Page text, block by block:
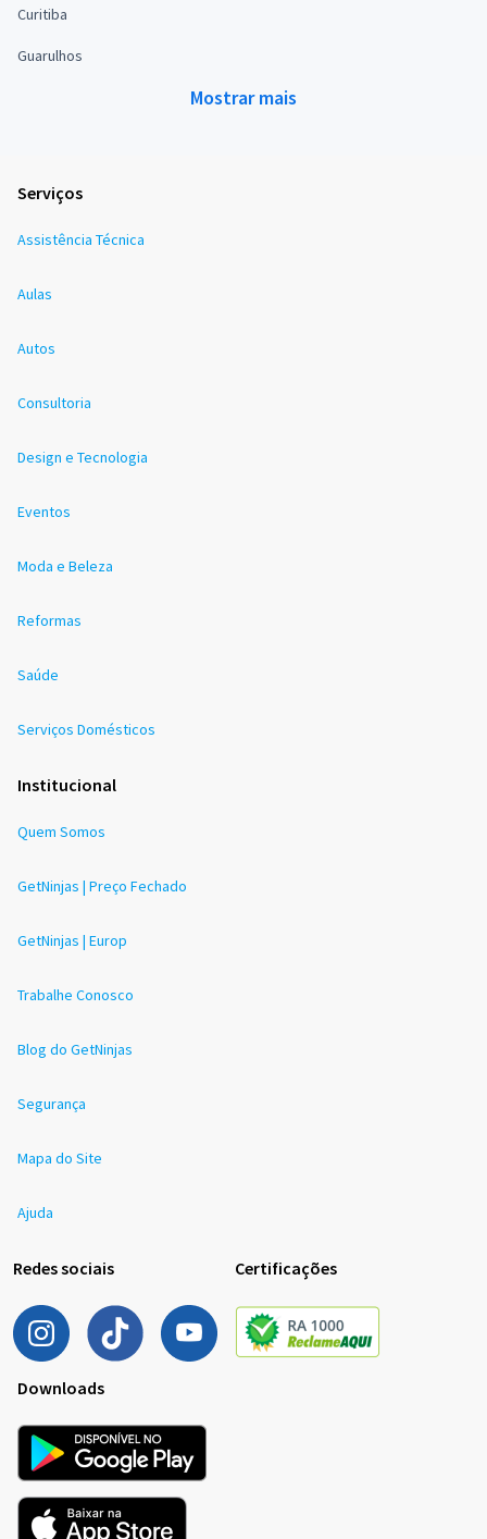
Curitiba
Guarulhos
Mostrar mais
Serviços
Assistência Técnica
Aulas
Autos
Consultoria
Design e Tecnologia
Eventos
Moda e Beleza
Reformas
Saúde
Serviços Domésticos
Institucional
Quem Somos
GetNinjas | Preço Fechado
GetNinjas | Europ
Trabalhe Conosco
Blog do GetNinjas
Segurança
Mapa do Site
Ajuda
Redes sociais Certificações
Downloads